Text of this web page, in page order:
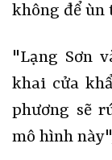
không để ùn
"Lạng Sơn
khai cửa
phương sẽ
mô hình